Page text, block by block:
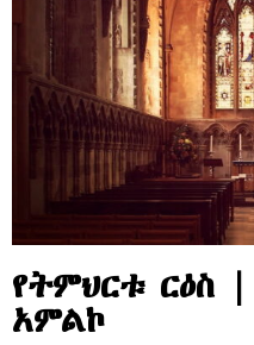
የትምህርቱ ርዕስ
አምልኮ